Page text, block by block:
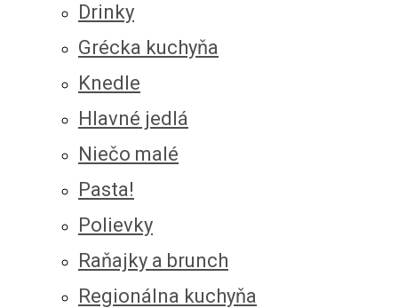
Drinky
Grécka kuchyňa
Knedle
Hlavné jedlá
Niečo malé
Pasta!
Polievky
Raňajky a brunch
Regionálna kuchyňa